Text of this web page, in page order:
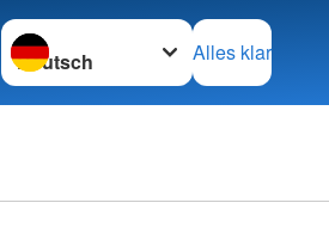
Sprache wechseln zu
Alles klar